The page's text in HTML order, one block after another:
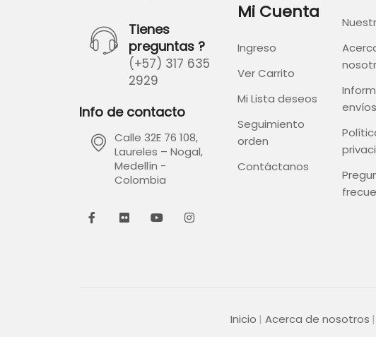
Tienes
preguntas ?
(+57) 317 635
2929
Info de contacto
Calle 32E 76 108,
Laureles – Nogal,
Medellín -
Colombia
Mi Cuenta
Ingreso
Ver Carrito
Mi Lista deseos
Seguimiento
orden
Contáctanos
envíos
Inicio Acerca de nosotros